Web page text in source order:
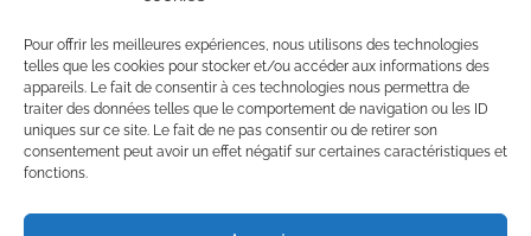
Pour offrir les meilleures expériences, nous utilisons des technologies
telles que les cookies pour stocker et/ou accéder aux informations des
appareils. Le fait de consentir à ces technologies nous permettra de
traiter des données telles que le comportement de navigation ou les ID
uniques sur ce site. Le fait de ne pas consentir ou de retirer son
consentement peut avoir un effet négatif sur certaines caractéristiques et
fonctions.
Inscription à la newsletter :